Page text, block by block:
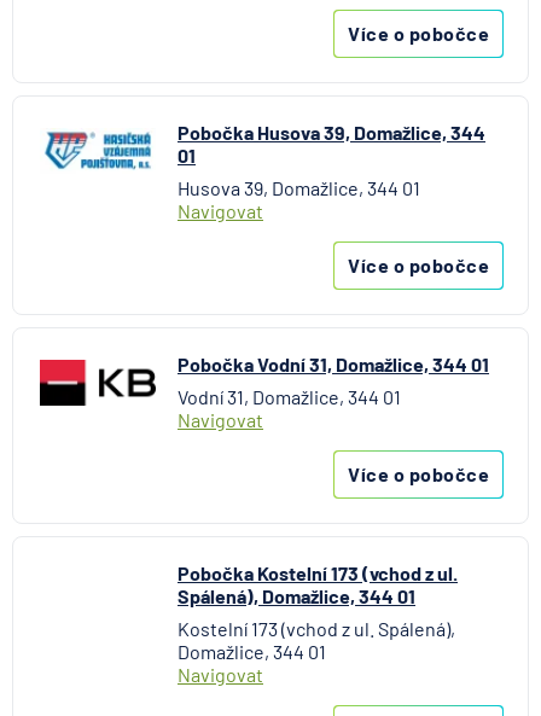
D.A.S. právní ochrana, pobočka ERGO Versicherung
Direct pojišťovna
Generali česká pojišťovna
Hasičská vzájemná pojišťovna
HSBC Bank plc - pobočka Praha
ING Bank N. V.
Komerční pojišťovna
Kooperativa pojišťovna
MetLife Europe d.a.c.
Modrá pyramida stavební spořitelna
Více o pobočce
Pobočka Husova 39, Domažlice, 344
01
Husova 39, Domažlice, 344 01
Navigovat
Více o pobočce
Pobočka Vodní 31, Domažlice, 344 01
Vodní 31, Domažlice, 344 01
Navigovat
Více o pobočce
Pobočka Kostelní 173 (vchod z ul.
Spálená), Domažlice, 344 01
Kostelní 173 (vchod z ul. Spálená),
Domažlice, 344 01
Navigovat